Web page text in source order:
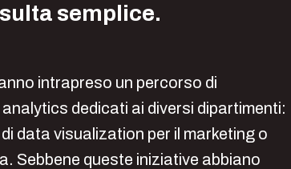
semplice.
intrapreso un percorso di
dedicati ai diversi dipartimenti:
data visualization per il marketing o
Sebbene queste iniziative abbiano